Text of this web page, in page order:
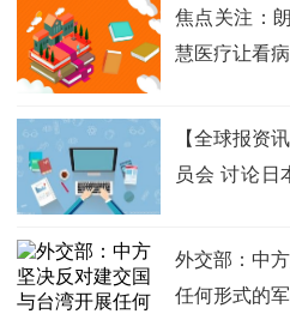
焦点关注：
慧医疗让看
【全球报资
员会 讨论日
外交部：中
任何形式的